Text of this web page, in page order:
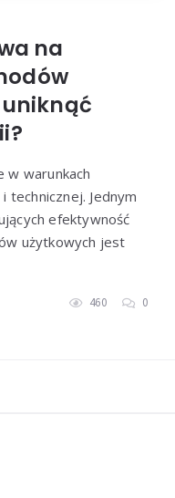
na
warunkach
technicznej. Jednym
efektywność
użytkowych jest
460 0